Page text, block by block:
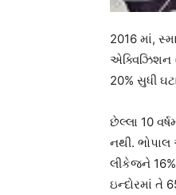
2016 માં,
એક્વિઝિશન
20% સુધી
છેલ્લા 10
નથી. ભોપાલ
લીકેજને 16%
ઇન્દોરમાં તે